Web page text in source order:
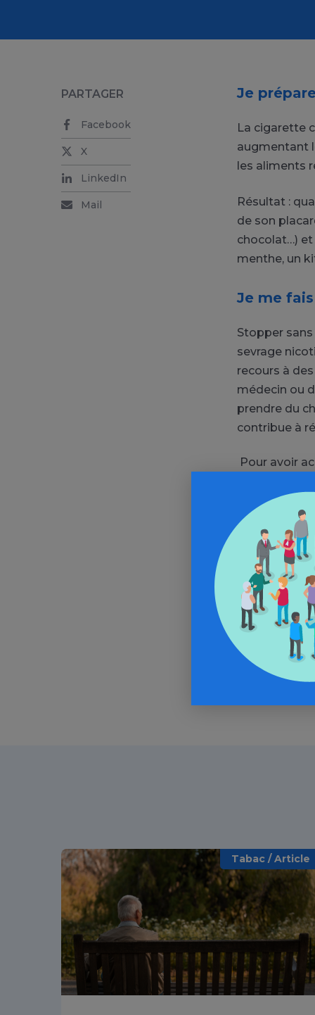
Je
La cigarette
augmentant
les aliments
Résultat :
de son
chocolat…) et
menthe, un
Je me
Stopper
sevrage
recours à
médecin ou
prendre du
contribue à
Pour avoir
PARTAGER
Facebook
X
LinkedIn
Mail
Tabac / Article